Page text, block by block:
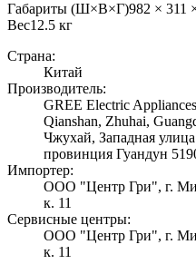
Габариты (Ш×В×Г)982 × 311
Вес12.5 кг
Страна:
Китай
Производитель:
GREE Electric
Qianshan, Zhuhai,
Чжухай, Западная
провинция Гуандун
Импортер:
ООО "Центр Гри", г.
к. 11
Сервисные центры:
ООО "Центр Гри", г.
к. 11